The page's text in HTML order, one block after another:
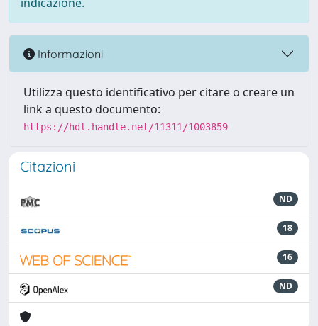
Informazioni
Utilizza questo identificativo per citare o creare un
link a questo documento:
https://hdl.handle.net/11311/1003859
Citazioni
ND
18
16
ND